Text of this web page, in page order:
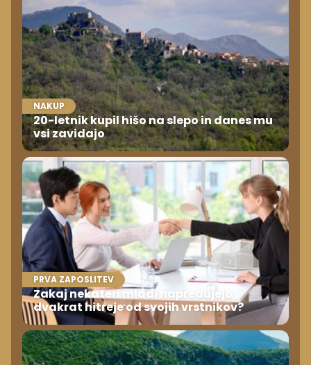
NAKUP
20-letnik kupil hišo na slepo in danes mu
vsi zavidajo
PRVA ZAPOSLITEV
Zakaj nekateri mladi napredujejo
dvakrat hitreje od svojih vrstnikov?